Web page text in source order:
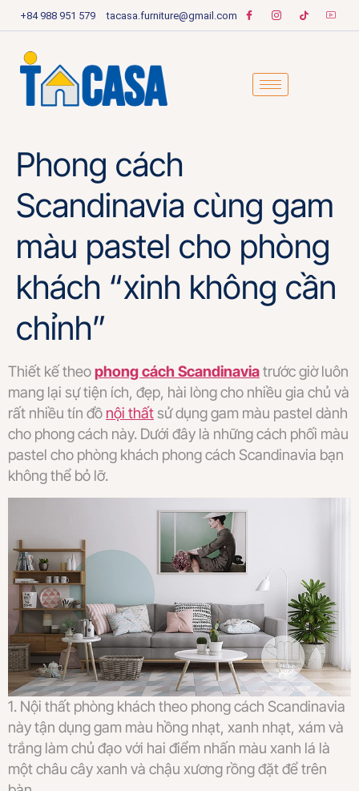
+84 988 951 579 tacasa.furniture@gmail.com
Phong cách
Scandinavia cùng gam
màu pastel cho phòng
khách “xinh không cần
chỉnh”
Thiết kế theophong cách Scandinaviatrước giờ luôn
mang lại sự tiện ích, đẹp, hài lòng cho nhiều gia chủ và
rất nhiều tín đồ nội thất sử dụng gam màu pastel dành
cho phong cách này. Dưới đây là những cách phối màu
pastel cho phòng khách phong cách Scandinavia bạn
không thể bỏ lỡ.
1. Nội thất phòng khách theo phong cách Scandinavia
này tận dụng gam màu hồng nhạt, xanh nhạt, xám và
trắng làm chủ đạo với hai điểm nhấn màu xanh lá là
một châu cây xanh và chậu xương rồng đặt để trên